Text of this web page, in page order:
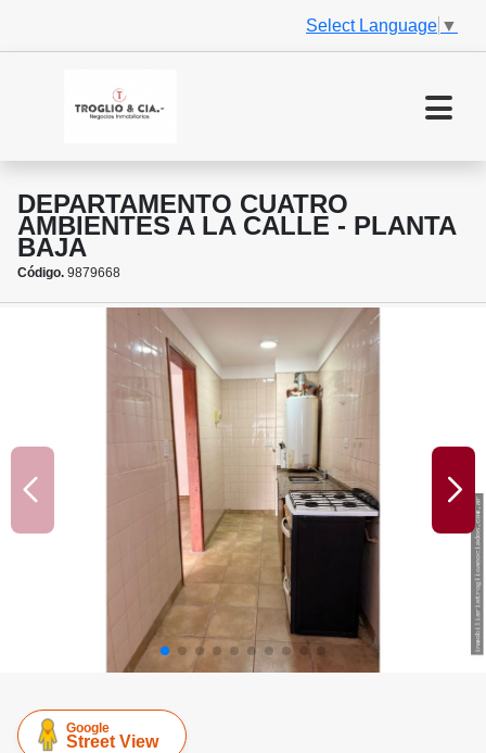
Select Language ▼
DEPARTAMENTO CUATRO
AMBIENTES A LA CALLE - PLANTA
BAJA
Código. 9879668
Google
Street View